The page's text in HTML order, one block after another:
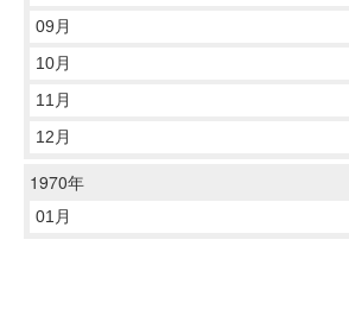
09月
10月
11月
12月
1970年
01月